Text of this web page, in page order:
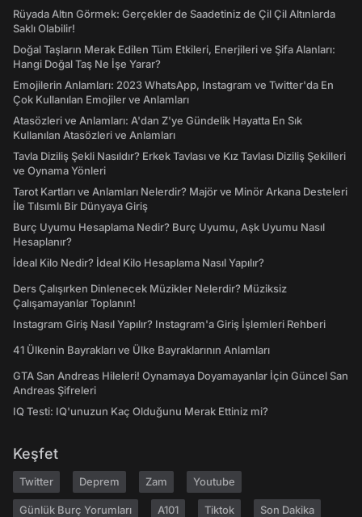
Rüyada Altın Görmek: Gerçekler de Saadetiniz de Çil Çil Altınlarda
Saklı Olabilir!
Doğal Taşların Merak Edilen Tüm Etkileri, Enerjileri ve Şifa Alanları:
Hangi Doğal Taş Ne İşe Yarar?
Emojilerin Anlamları: 2023 WhatsApp, Instagram ve Twitter'da En
Çok Kullanılan Emojiler ve Anlamları
Atasözleri ve Anlamları: A'dan Z'ye Gündelik Hayatta En Sık
Kullanılan Atasözleri ve Anlamları
Tavla Diziliş Şekli Nasıldır? Erkek Tavlası ve Kız Tavlası Diziliş Şekilleri
ve Oynama Yönleri
Tarot Kartları ve Anlamları Nelerdir? Majör ve Minör Arkana Desteleri
İle Tılsımlı Bir Dünyaya Giriş
Burç Uyumu Hesaplama Nedir? Burç Uyumu, Aşk Uyumu Nasıl
Hesaplanır?
İdeal Kilo Nedir? İdeal Kilo Hesaplama Nasıl Yapılır?
Ders Çalışırken Dinlenecek Müzikler Nelerdir? Müziksiz
Çalışamayanlar Toplanın!
Instagram Giriş Nasıl Yapılır? Instagram'a Giriş İşlemleri Rehberi
41 Ülkenin Bayrakları ve Ülke Bayraklarının Anlamları
GTA San Andreas Hileleri! Oynamaya Doyamayanlar İçin Güncel San
Andreas Şifreleri
IQ Testi: IQ'unuzun Kaç Olduğunu Merak Ettiniz mi?
Keşfet
Twitter Deprem Zam Youtube
Günlük Burç Yorumları A101 Tiktok Son Dakika